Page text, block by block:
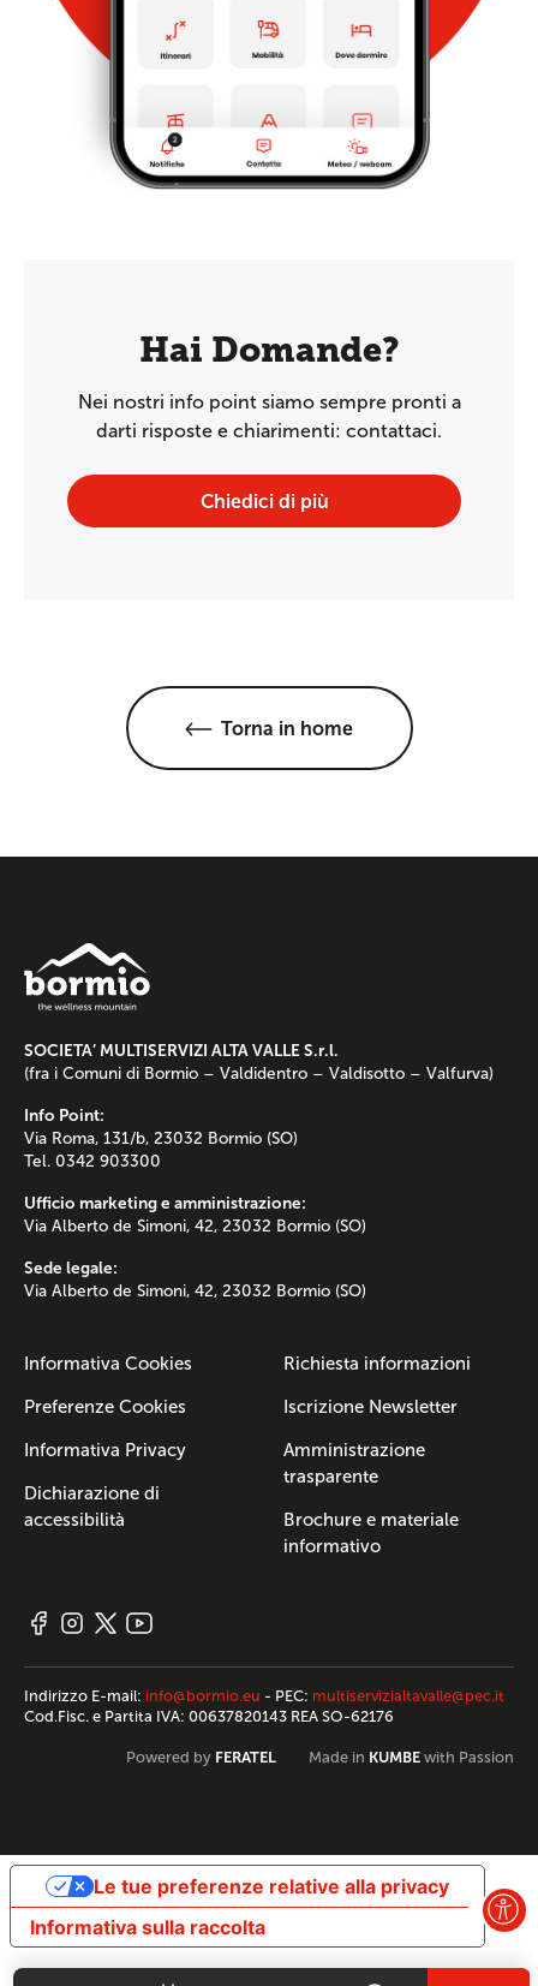
Hai Domande?
Nei nostri info point siamo sempre pronti a
darti risposte e chiarimenti: contattaci.
Chiedici di più
Torna in home
SOCIETA’ MULTISERVIZI ALTA VALLE S.r.l.
(fra i Comuni di Bormio – Valdidentro – Valdisotto – Valfurva)
Info Point:
Via Roma, 131/b, 23032 Bormio (SO)
Tel. 0342 903300
Ufficio marketing e amministrazione:
Via Alberto de Simoni, 42, 23032 Bormio (SO)
Sede legale:
Via Alberto de Simoni, 42, 23032 Bormio (SO)
Informativa Cookies
Preferenze Cookies
Informativa Privacy
Dichiarazione di
accessibilità
Richiesta informazioni
Iscrizione Newsletter
Amministrazione
trasparente
Brochure e materiale
informativo
Indirizzo E-mail: info@bormio.eu - PEC: multiservizialtavalle@pec.it
Cod.Fisc. e Partita IVA: 00637820143 REA SO-62176
Powered by FERATEL Made in KUMBE with Passion
Informativa sulla raccolta
Le tue preferenze relative alla privacy